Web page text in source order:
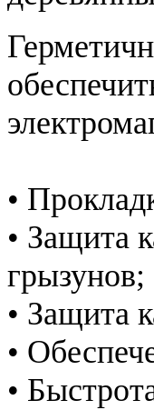
•
• Защита
грызунов;
• Защита
•
•